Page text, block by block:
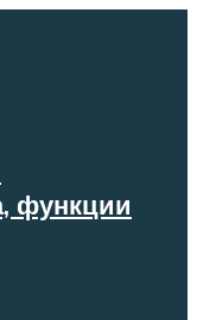
функции